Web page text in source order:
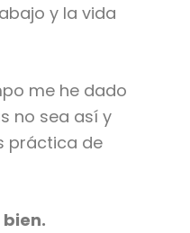
y la vida
me he dado
no sea así y
práctica de